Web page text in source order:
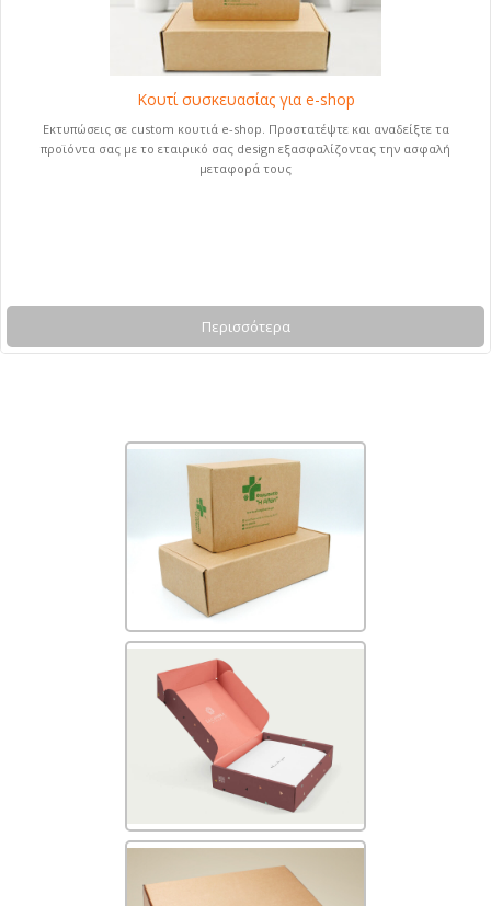
Κουτί συσκευασίας για e-shop
Εκτυπώσεις σε custom κουτιά e-shop. Προστατέψτε και αναδείξτε τα
προϊόντα σας με το εταιρικό σας design εξασφαλίζοντας την ασφαλή
μεταφορά τους
Περισσότερα